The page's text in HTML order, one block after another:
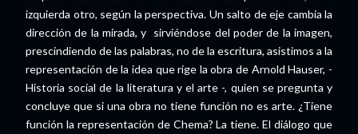
izquierda otro, según la perspectiva. Un salto de eje cambia la
dirección de la mirada, y sirviéndose del poder de la imagen,
prescindiendo de las palabras, no de la escritura, asistimos a la
representación de la idea que rige la obra de Arnold Hauser, -
Historia social de la literatura y el arte -, quien se pregunta y
concluye que si una obra no tiene función no es arte. ¿Tiene
función la representación de Chema? La tiene. El diálogo que